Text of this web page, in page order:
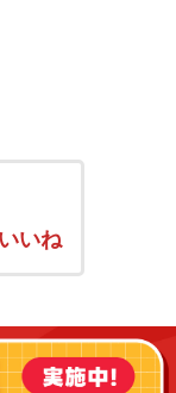
いいね